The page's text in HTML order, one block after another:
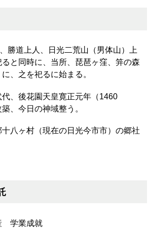
勝道上人、日光二荒山（男体山）上
と同時に、当所、琵琶ヶ窪、笄の森
、之を祀るに始まる。
、後花園天皇寛正元年（1460
、今日の神域整う。
八ヶ村（現在の日光今市市）の郷社
学業成就